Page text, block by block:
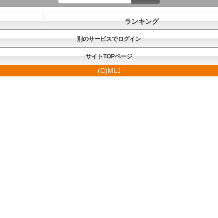
ランキング
別のサービスでログイン
サイトTOPページ
(C)MLJ